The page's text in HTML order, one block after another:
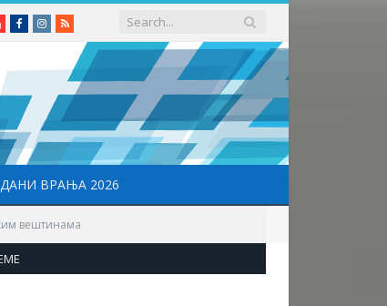
YoutubeFacebookInstagram
RSS
ДАНИ ВРАЊА 2026
вештинама